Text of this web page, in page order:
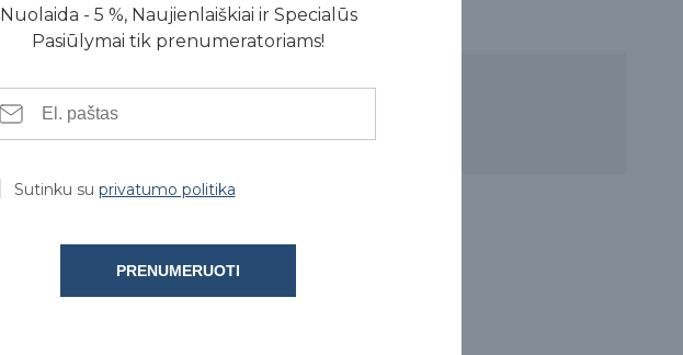
Nuolaida - 5 %, Naujienlaiškiai ir Specialūs
Pasiūlymai tik prenumeratoriams!
Sutinku su privatumo politika
PRENUMERUOTI